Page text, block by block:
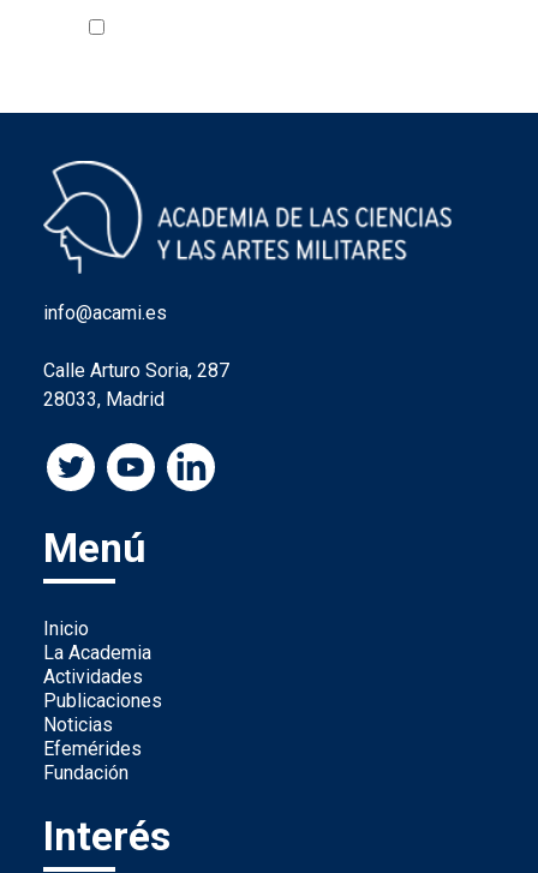
info@acami.es
Calle Arturo Soria, 287
28033, Madrid
Menú
Inicio
La Academia
Actividades
Publicaciones
Noticias
Efemérides
Fundación
Interés